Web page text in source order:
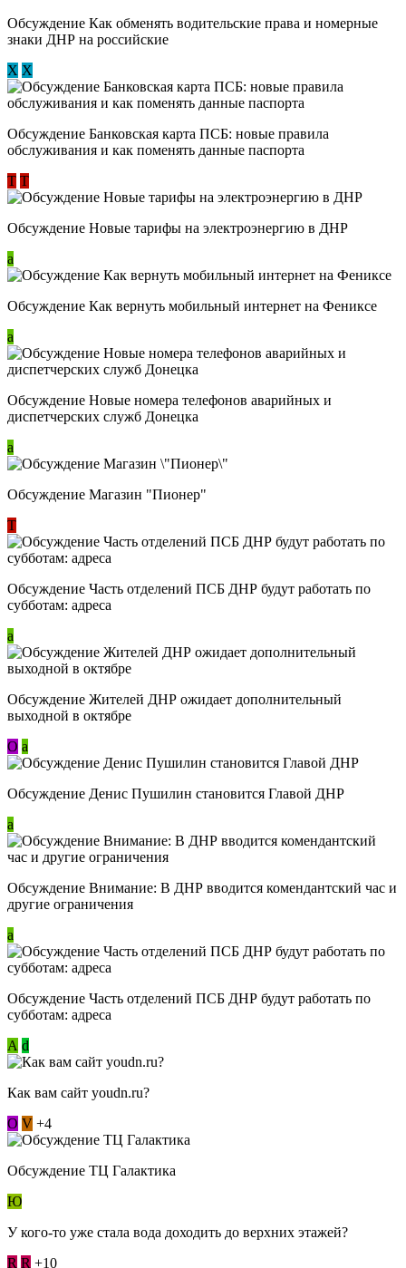
Обсуждение ​Как обменять водительские права и номерные
знаки ДНР на российские
Х Х
Обсуждение ​Банковская карта ПСБ: новые правила
обслуживания и как поменять данные паспорта
Т Т
Обсуждение Новые тарифы на электроэнергию в ДНР
a
Обсуждение Как вернуть мобильный интернет на Фениксе
a
Обсуждение Новые номера телефонов аварийных и
диспетчерских служб Донецка
a
Обсуждение Магазин "Пионер"
Т
Обсуждение Часть отделений ПСБ ДНР будут работать по
субботам: адреса
a
Обсуждение Жителей ДНР ожидает дополнительный
выходной в октябре
О a
Обсуждение Денис Пушилин становится Главой ДНР
a
Обсуждение Внимание: В ДНР вводится комендантский час и
другие ограничения
a
Обсуждение Часть отделений ПСБ ДНР будут работать по
субботам: адреса
А d
Как вам сайт youdn.ru?
О V +4
Обсуждение ТЦ Галактика
Ю
У кого-то уже стала вода доходить до верхних этажей?
R R +10